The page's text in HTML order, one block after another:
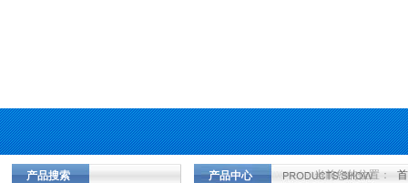
产品搜索 产品中心 当前您的位置：